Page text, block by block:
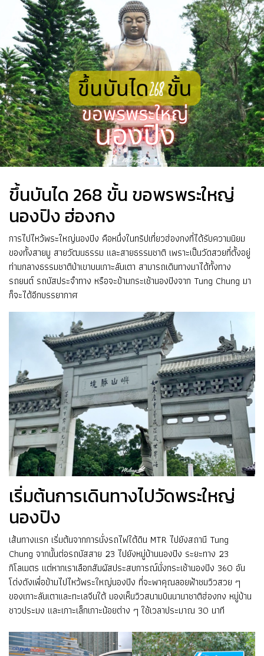
ขึ้นบันได 268 ขั้น ขอพรพระใหญ่
นองปิง ฮ่องกง
การไปไหว้พระใหญ่นองปิง คือหนึ่งในทริปเที่ยวฮ่องกงที่ได้รับความนิยม
ของทั้งสายมู สายวัฒนธรรม และสายธรรมชาติ เพราะเป็นวัดสวยที่ตั้งอยู่
ท่ามกลางธรรมชาติป่าเขาบนเกาะลันเตา สามารถเดินทางมาได้ทั้งทาง
รถยนต์ รถบัสประจำทาง หรือจะข้ามกระเช้านองปิงจาก Tung Chung มา
ก็จะได้อีกบรรยากาศ
เริ่มต้นการเดินทางไปวัดพระใหญ่
นองปิง
เส้นทางแรก เริ่มต้นจากการนั่งรถไฟใต้ดิน MTR ไปยังสถานี Tung
Chung จากนั้นต่อรถบัสสาย 23 ไปยังหมู่บ้านนองปิง ระยะทาง 23
กิโลเมตร แต่หากเราเลือกสัมผัสประสบการณ์นั่งกระเช้านองปิง 360 อัน
โด่งดังเพื่อข้ามไปไหว้พระใหญ่นองปิง ที่จะพาคุณลอยฟ้าชมวิวสวย ๆ
ของเกาะลันเตาและทะเลจีนใต้ มองเห็นวิวสนามบินนานาชาติฮ่องกง หมู่บ้าน
ชาวประมง และเกาะเล็กเกาะน้อยต่าง ๆ ใช้เวลาประมาณ 30 นาที